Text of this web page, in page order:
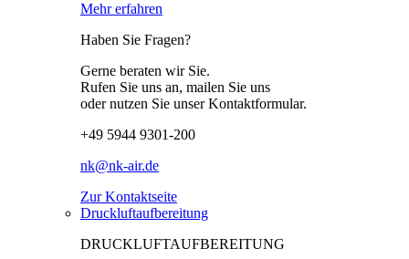
Mehr erfahren
Haben Sie Fragen?
Gerne beraten wir Sie.
Rufen Sie uns an, mailen Sie uns
oder nutzen Sie unser Kontaktformular.
+49 5944 9301-200
nk@nk-air.de
Zur Kontaktseite
Druckluftaufbereitung
DRUCKLUFTAUFBEREITUNG